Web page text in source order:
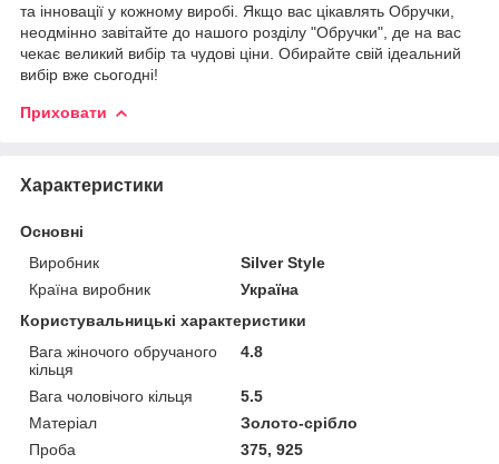
та інновації у кожному виробі. Якщо вас цікавлять Обручки,
неодмінно завітайте до нашого розділу "Обручки", де на вас
чекає великий вибір та чудові ціни. Обирайте свій ідеальний
вибір вже сьогодні!
Приховати
Характеристики
Основні
Виробник
Silver Style
Країна виробник
Україна
Користувальницькі характеристики
Вага жіночого обручаного
кільця
4.8
Вага чоловічого кільця
5.5
Матеріал
Золото-срібло
Проба
375, 925